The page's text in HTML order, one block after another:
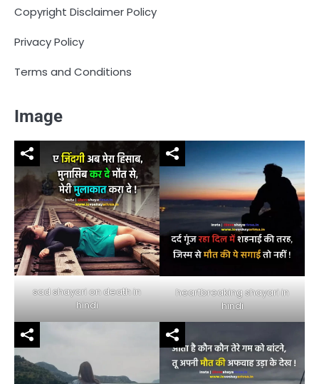
Copyright Disclaimer Policy
Privacy Policy
Terms and Conditions
Image
sad shayari on death in
hindi
heartbreaking shayari in
hindi